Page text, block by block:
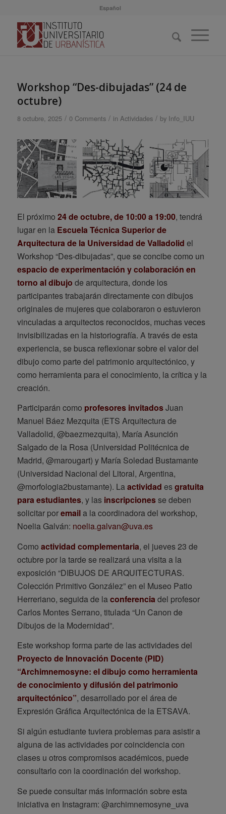
Español
Workshop “Des-dibujadas” (24 de
octubre)
8 octubre, 2025 / 0 Comments / in Actividades / by Info_IUU
El próximo 24 de octubre, de 10:00 a 19:00, tendrá
lugar en la Escuela Técnica Superior de
Arquitectura de la Universidad de Valladolid el
Workshop “Des-dibujadas”, que se concibe como un
espacio de experimentación y colaboración en
torno al dibujo de arquitectura, donde los
participantes trabajarán directamente con dibujos
originales de mujeres que colaboraron o estuvieron
vinculadas a arquitectos reconocidos, muchas veces
invisibilizadas en la historiografía. A través de esta
experiencia, se busca reflexionar sobre el valor del
dibujo como parte del patrimonio arquitectónico, y
como herramienta para el conocimiento, la crítica y la
creación.
Participarán como profesores invitadosJuan
Manuel Báez Mezquita (ETS Arquitectura de
Valladolid, @baezmezquita), María Asunción
Salgado de la Rosa (Universidad Politécnica de
Madrid, @marougart) y María Soledad Bustamante
(Universidad Nacional del Litoral, Argentina,
@morfologia2bustamante). Laactividad esgratuita
para estudiantes, y las inscripcionesse deben
solicitar poremaila la coordinadora del workshop,
Noelia Galván: noelia.galvan@uva.es
Como actividad complementaria, el jueves 23 de
octubre por la tarde se realizará una visita a la
exposición “DIBUJOS DE ARQUITECTURAS.
Colección Primitivo González” en el Museo Patio
Herreriano, seguida de laconferencia del profesor
Carlos Montes Serrano, titulada “Un Canon de
Dibujos de la Modernidad”.
Este workshop forma parte de las actividades del
Proyecto de Innovación Docente (PID)
“Archimnemosyne: el dibujo como herramienta
de conocimiento y difusión del patrimonio
arquitectónico”, desarrollado por el área de
Expresión Gráfica Arquitectónica de la ETSAVA.
Si algún estudiante tuviera problemas para asistir a
alguna de las actividades por coincidencia con
clases u otros compromisos académicos, puede
consultarlo con la coordinación del workshop.
Se puede consultar más información sobre esta
iniciativa en Instagram: @archimnemosyne_uva